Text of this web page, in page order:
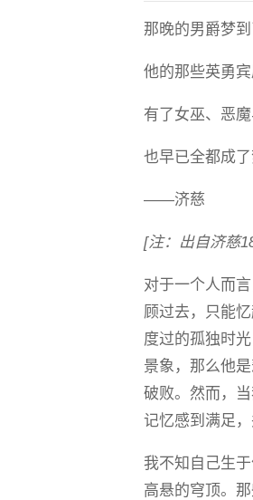
那晚的男爵梦到
他的那些英勇宾
有了女巫、恶
也早已全都成了
——济慈
[注：出自济慈
对于一个人而
顾过去，只能
度过的孤独时
景象，那么他
破败。然而，
记忆感到满足
我不知自己生
高悬的穹顶。